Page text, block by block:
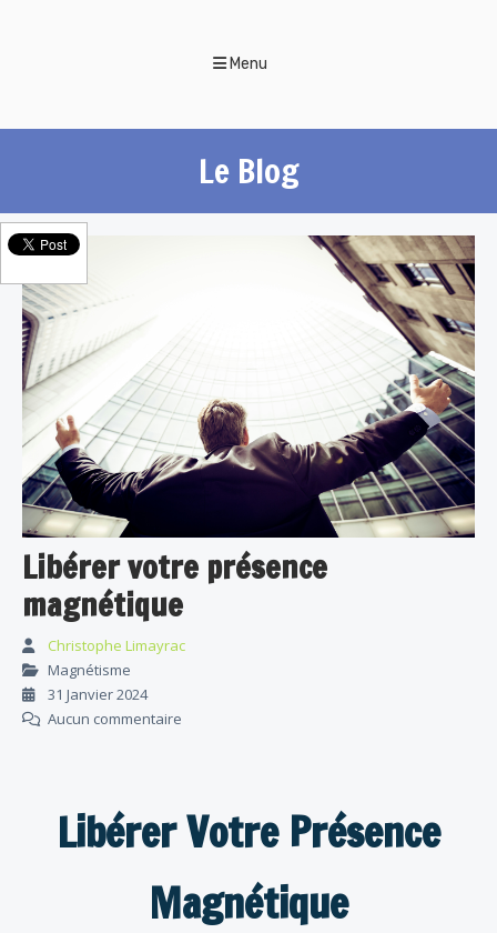
Menu
Le Blog
Libérer votre présence
magnétique
Christophe Limayrac
Magnétisme
31 Janvier 2024
Aucun commentaire
Libérer Votre Présence
Magnétique